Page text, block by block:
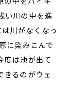
い川の中を進
川がなくなっ
に染みこんで
度は池が出て
きるのがウェ